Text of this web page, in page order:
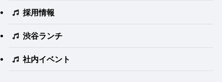
採用情報
渋谷ランチ
社内イベント